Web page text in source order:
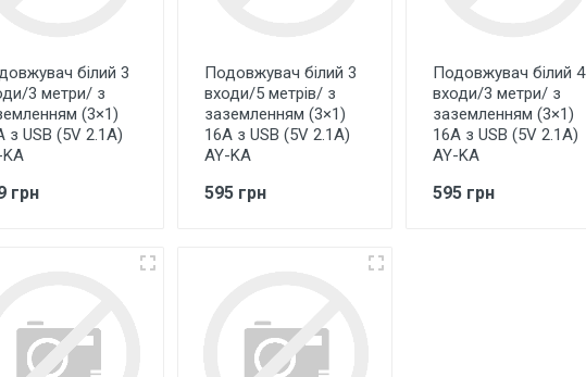
білий 3
3 метри/ з
(3×1)
з USB (5V 2.1A)
грн
Подовжувач білий 3
входи/5 метрів/ з
заземленням (3×1)
16А з USB (5V 2.1A)
AY-KA
595 грн
Подовжувач білий 4
входи/3 метри/ з
заземленням (3×1)
16А з USB (5V 2.1A)
AY-KA
595 грн